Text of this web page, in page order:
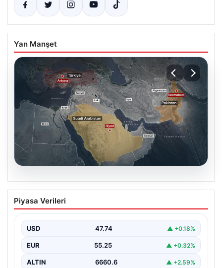
Yan Manşet
07.08.2026
Mekke Ortak Savunma Anlaşması ne
anlama geliyor? Türkiye, Suudi
ayrıntılar ortaya çıktı
Piyasa Verileri
USD 47.74 ▲ +0.18%
EUR 55.25 ▲ +0.32%
ALTIN 6660.6 ▲ +2.59%